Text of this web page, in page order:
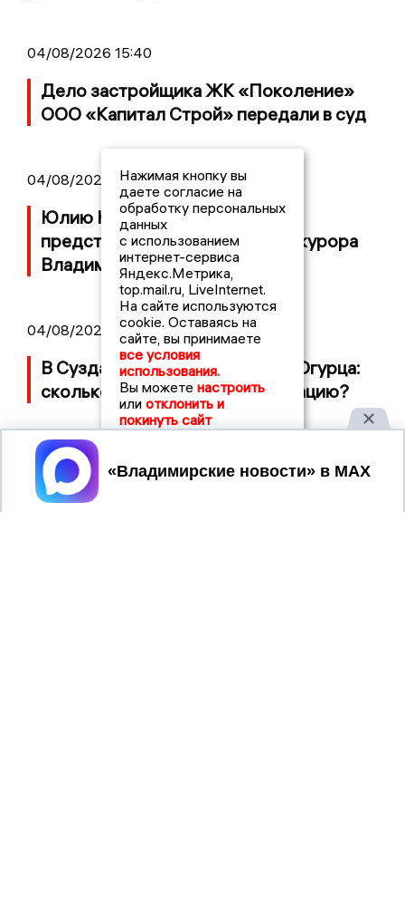
04/08/2026 15:40
Дело застройщика ЖК «Поколение»
ООО «Капитал Строй» передали в суд
04/08/2026 11:36
Юлию Калистову официально
представили в должности прокурора
Владимирской области
04/08/2026 09:01
В Суздале прошёл Фестиваль Огурца:
сколько потратили на организацию?
Нажимая кнопку вы
даете согласие на
обработку персональных
данных
с использованием
интернет-сервиса
Яндекс.Метрика,
top.mail.ru, LiveInternet.
На сайте используются
cookie. Оставаясь на
сайте, вы принимаете
все условия
использования.
Вы можете настроить
или отклонить и
покинуть сайт
Принять